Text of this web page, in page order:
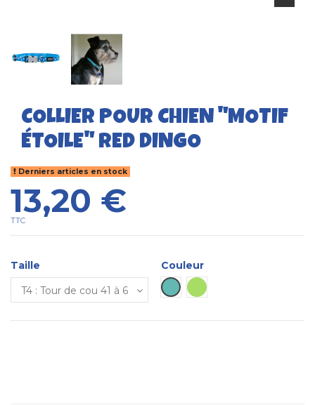
COLLIER POUR CHIEN "MOTIF
ÉTOILE" RED DINGO
Derniers articles en stock
13,20 €
TTC
Taille
Couleur
Turquoise
Anis